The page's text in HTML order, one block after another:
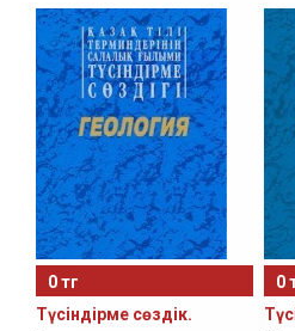
0 тг
Түсiндiрме сөздiк.
0